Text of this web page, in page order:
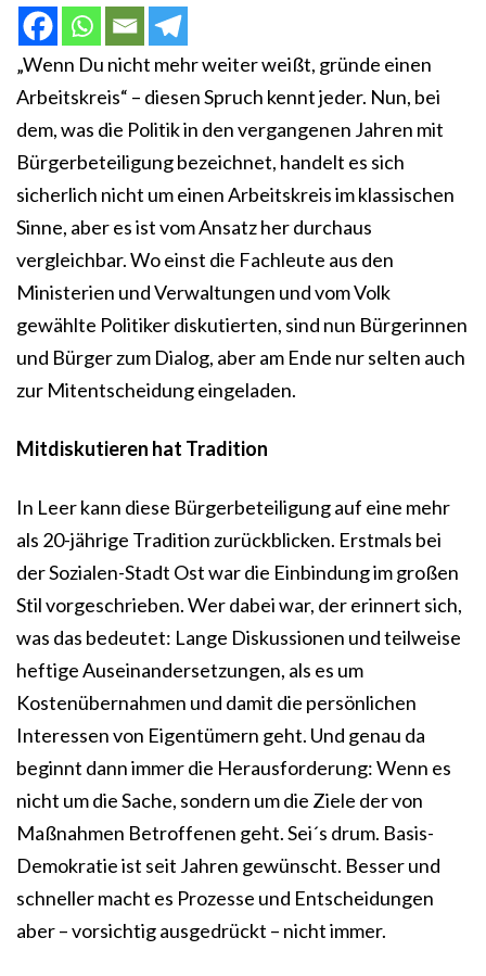
„Wenn Du nicht mehr weiter weißt, gründe einen
Arbeitskreis“ – diesen Spruch kennt jeder. Nun, bei
dem, was die Politik in den vergangenen Jahren mit
Bürgerbeteiligung bezeichnet, handelt es sich
sicherlich nicht um einen Arbeitskreis im klassischen
Sinne, aber es ist vom Ansatz her durchaus
vergleichbar. Wo einst die Fachleute aus den
Ministerien und Verwaltungen und vom Volk
gewählte Politiker diskutierten, sind nun Bürgerinnen
und Bürger zum Dialog, aber am Ende nur selten auch
zur Mitentscheidung eingeladen.
Mitdiskutieren hat Tradition
In Leer kann diese Bürgerbeteiligung auf eine mehr
als 20-jährige Tradition zurückblicken. Erstmals bei
der Sozialen-Stadt Ost war die Einbindung im großen
Stil vorgeschrieben. Wer dabei war, der erinnert sich,
was das bedeutet: Lange Diskussionen und teilweise
heftige Auseinandersetzungen, als es um
Kostenübernahmen und damit die persönlichen
Interessen von Eigentümern geht. Und genau da
beginnt dann immer die Herausforderung: Wenn es
nicht um die Sache, sondern um die Ziele der von
Maßnahmen Betroffenen geht. Sei´s drum. Basis-
Demokratie ist seit Jahren gewünscht. Besser und
schneller macht es Prozesse und Entscheidungen
aber – vorsichtig ausgedrückt – nicht immer.